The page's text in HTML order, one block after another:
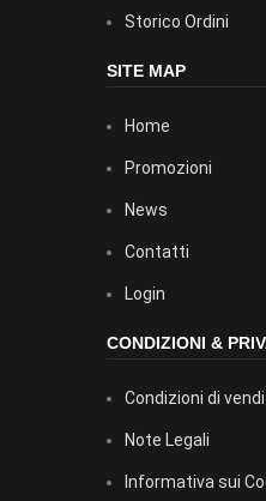
Storico Ordini
SITE MAP
Home
Promozioni
News
Contatti
Login
CONDIZIONI &
Condizioni di
Note Legali
Informativa sui